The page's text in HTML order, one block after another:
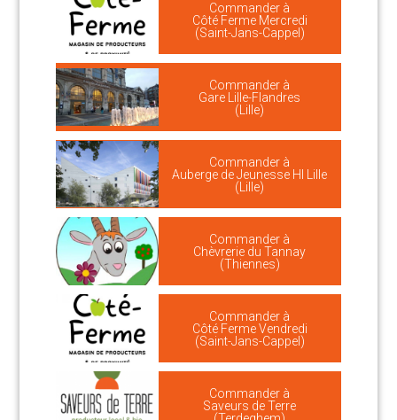
Commander à
Côté Ferme Mercredi
(Saint-Jans-Cappel)
Commander à
Gare Lille-Flandres
(Lille)
Commander à
Auberge de Jeunesse HI Lille
(Lille)
Commander à
Chèvrerie du Tannay
(Thiennes)
Commander à
Côté Ferme Vendredi
(Saint-Jans-Cappel)
Commander à
Saveurs de Terre